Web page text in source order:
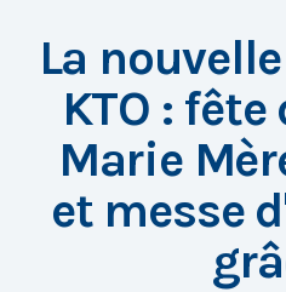
La
KTO :
Marie
et messe